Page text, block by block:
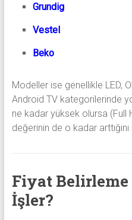
Grundig
Vestel
Beko
Modeller ise genellikle LED,
Android TV kategorilerinde
ne kadar yüksek olursa (Full
değerinin de o kadar
Fiyat Belirleme
İşler?